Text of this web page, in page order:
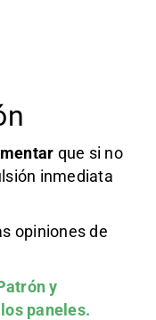
que si no
inmediata
opiniones de
y
paneles.